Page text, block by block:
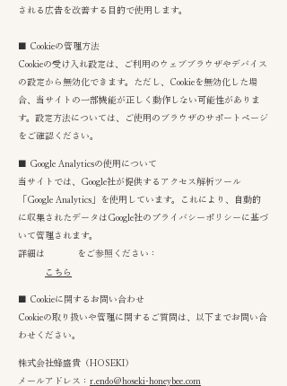
される広告を改善する目的で使用します。
■ Cookieの管理方法
Cookieの受け入れ設定は、ご利用のウェブブラウザやデバイス
の設定から無効化できます。ただし、Cookieを無効化した場
合、当サイトの一部機能が正しく動作しない可能性がありま
す。設定方法については、ご使用のブラウザのサポートページ
をご確認ください。
■ Google Analyticsの使用について
当サイトでは、Google社が提供するアクセス解析ツール
「Google Analytics」を使用しています。これにより、自動的
に収集されたデータはGoogle社のプライバシーポリシーに基づ
いて管理されます。
詳細は をご参照ください：
■ Cookieに関するお問い合わせ
Cookieの取り扱いや管理に関するご質問は、以下までお問い合
わせください。
株式会社蜂盛貴（HOSEKI）
メールアドレス： r.endo@hoseki-honeybee.com
こちら